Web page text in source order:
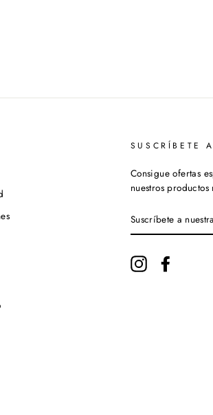
SUSCRÍBETE
Consigue ofertas
nuestros
A
NUESTRA
DE
CORREO
Instagram